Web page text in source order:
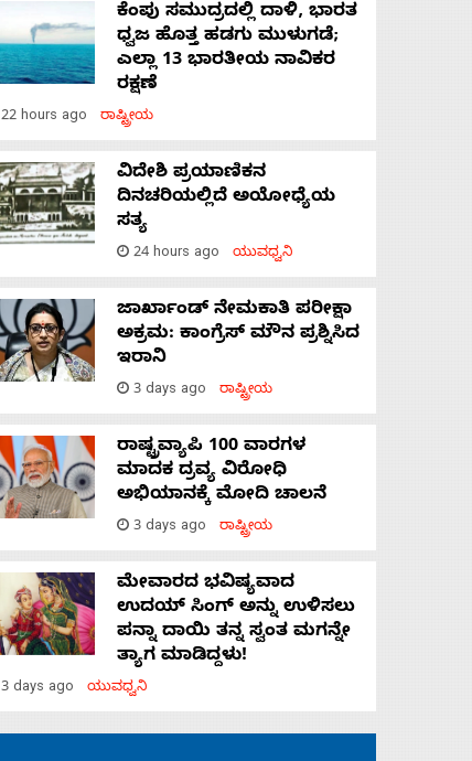
ಕೆಂಪು ಸಮುದ್ರದಲ್ಲಿ ದಾಳಿ, ಭಾರತ
ಧ್ವಜ ಹೊತ್ತ ಹಡಗು ಮುಳುಗಡೆ;
ಎಲ್ಲಾ 13 ಭಾರತೀಯ ನಾವಿಕರ
ರಕ್ಷಣೆ
22 hours ago ರಾಷ್ಟ್ರೀಯ
ವಿದೇಶಿ ಪ್ರಯಾಣಿಕನ
ದಿನಚರಿಯಲ್ಲಿದೆ ಅಯೋಧ್ಯೆಯ
ಸತ್ಯ
24 hours ago ಯುವಧ್ವನಿ
ಜಾರ್ಖಾಂಡ್‌ ನೇಮಕಾತಿ ಪರೀಕ್ಷಾ
ಅಕ್ರಮ: ಕಾಂಗ್ರೆಸ್‌ ಮೌನ ಪ್ರಶ್ನಿಸಿದ
ಇರಾನಿ
3 days ago ರಾಷ್ಟ್ರೀಯ
ರಾಷ್ಟ್ರವ್ಯಾಪಿ 100 ವಾರಗಳ
ಮಾದಕ ದ್ರವ್ಯ ವಿರೋಧಿ
ಅಭಿಯಾನಕ್ಕೆ ಮೋದಿ ಚಾಲನೆ
3 days ago ರಾಷ್ಟ್ರೀಯ
ಮೇವಾರದ ಭವಿಷ್ಯವಾದ
ಉದಯ್ ಸಿಂಗ್ ಅನ್ನು ಉಳಿಸಲು
ಪನ್ನಾ ದಾಯಿ ತನ್ನ ಸ್ವಂತ ಮಗನ್ನೇ
ತ್ಯಾಗ ಮಾಡಿದ್ದಳು!
3 days ago ಯುವಧ್ವನಿ